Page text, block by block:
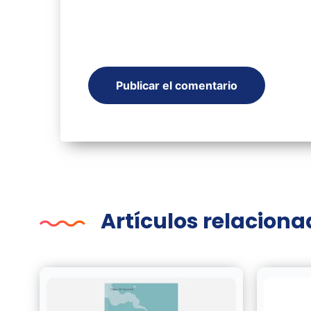
Artículos